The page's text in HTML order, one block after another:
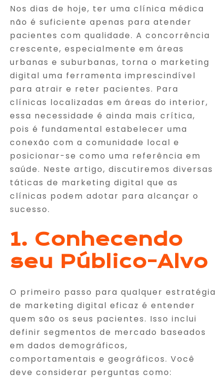
Nos dias de hoje, ter uma clínica médica
não é suficiente apenas para atender
pacientes com qualidade. A concorrência
crescente, especialmente em áreas
urbanas e suburbanas, torna o marketing
digital uma ferramenta imprescindível
para atrair e reter pacientes. Para
clínicas localizadas em áreas do interior,
essa necessidade é ainda mais crítica,
pois é fundamental estabelecer uma
conexão com a comunidade local e
posicionar-se como uma referência em
saúde. Neste artigo, discutiremos diversas
táticas de marketing digital que as
clínicas podem adotar para alcançar o
sucesso.
1. Conhecendo
seu Público-Alvo
O primeiro passo para qualquer estratégia
de marketing digital eficaz é entender
quem são os seus pacientes. Isso inclui
definir segmentos de mercado baseados
em dados demográficos,
comportamentais e geográficos. Você
deve considerar perguntas como: